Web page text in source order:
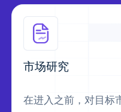
市场研究
在进入之前，对目标